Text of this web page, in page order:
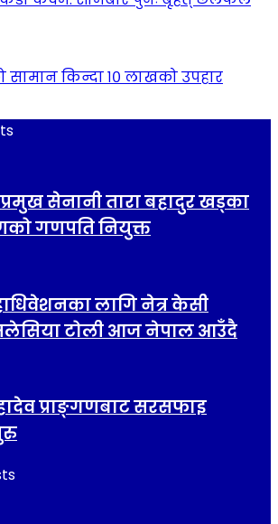
सामान किन्दा १० लाखको उपहार
सेनानी तारा बहादुर खड्का
गणपति नियुक्त
लागि नेत्र केसी
टोली आज नेपाल आउँदै
प्राङ्गणबाट सरसफाइ